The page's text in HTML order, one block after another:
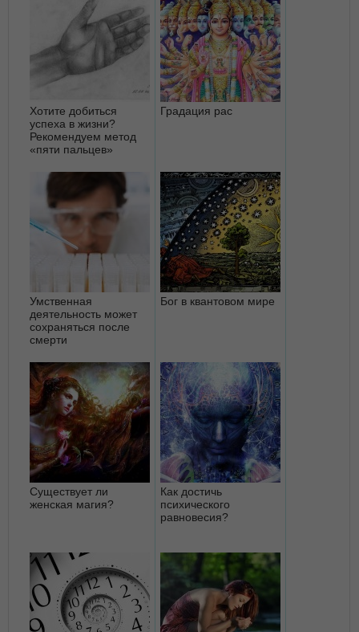
Хотите добиться
успеха в жизни?
Рекомендуем метод
«пяти пальцев»
Градация рас
Умственная
деятельность может
сохраняться после
смерти
Бог в квантовом мире
Существует ли
женская магия?
Как достичь
психического
равновесия?